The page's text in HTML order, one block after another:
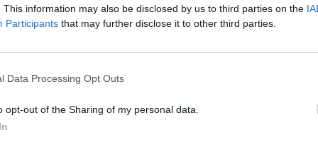
This information may also be disclosed by us to third parties on the
Participants that may further disclose it to other third parties.
Data Processing Opt Outs
opt-out of the Sharing of my personal data.
Pagina 134 di 135